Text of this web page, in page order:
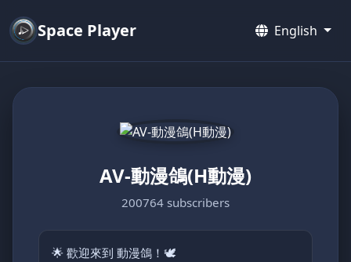
Space Player English
AV-動漫鴿(H動漫)
200764 subscribers
🌟 歡迎來到 動漫鴿！🕊️